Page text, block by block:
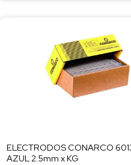
ELECTRODOS CONARCO
AZUL 2.5mm x KG